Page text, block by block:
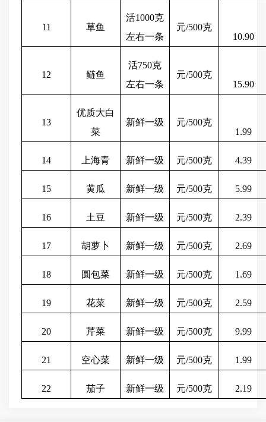
11 草鱼
活1000克
左右一条
元/500克
10.90
12 鲢鱼
活750克
左右一条
元/500克
15.90
13
优质大白
菜
新鲜一级 元/500克
1.99
14 上海青 新鲜一级 元/500克 4.39
15 黄瓜 新鲜一级 元/500克 5.99
16 土豆 新鲜一级 元/500克 2.39
17 胡萝卜 新鲜一级 元/500克 2.69
18 圆包菜 新鲜一级 元/500克 1.69
19 花菜 新鲜一级 元/500克 2.59
20 芹菜 新鲜一级 元/500克 9.99
21 空心菜 新鲜一级 元/500克 1.99
22 茄子 新鲜一级 元/500克 2.19